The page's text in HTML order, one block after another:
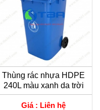
Thùng rác nhựa HDPE
240L màu xanh da trời
dùng cho công nghiệp
Giá : Liên hệ